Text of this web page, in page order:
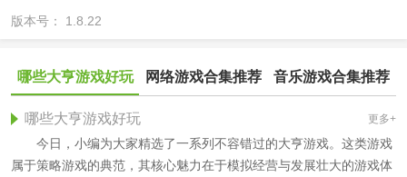
版本号： 1.8.22
哪些大亨游戏好玩 网络游戏合集推荐 音乐游戏合集推荐
哪些大亨游戏好玩 更多+
今日，小编为大家精选了一系列不容错过的大亨游戏。这类游戏
属于策略游戏的典范，其核心魅力在于模拟经营与发展壮大的游戏体